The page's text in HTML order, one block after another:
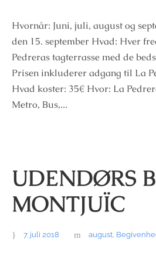
Hvornår: Juni, juli, august og
den 15. september Hvad: Hver
Pedreras tagterrasse med de
Prisen inkluderer adgang til La
Hvad koster: 35€ Hvor: La
Metro, Bus,...
UDENDØRS
MONTJUÏC
7. juli 2018 august,